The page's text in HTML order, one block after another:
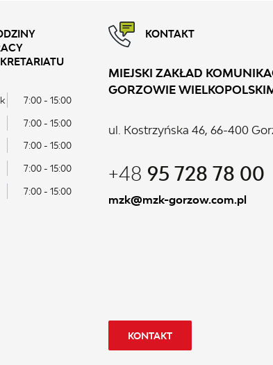
7:00 - 15:00
7:00 - 15:00
7:00 - 15:00
7:00 - 15:00
7:00 - 15:00
KONTAKT
MIEJSKI ZAKŁAD
GORZOWIE
ul. Kostrzyńska 46, 66-400
+48 95 728 78 00
mzk@mzk-gorzow.com.pl
KONTAKT